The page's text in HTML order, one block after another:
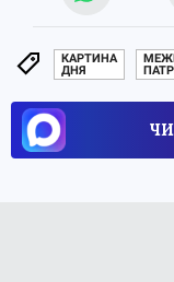
КАРТИНА
ДНЯ